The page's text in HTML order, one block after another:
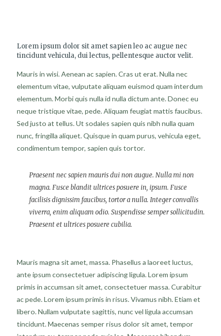
Lorem ipsum dolor sit amet sapien leo ac augue nec
tincidunt vehicula, dui lectus, pellentesque auctor velit.
Mauris in wisi. Aenean ac sapien. Cras ut erat. Nulla nec
elementum vitae, vulputate aliquam euismod quam interdum
elementum. Morbi quis nulla id nulla dictum ante. Donec eu
neque tristique vitae, pede. Aliquam feugiat mattis faucibus.
Sed justo at tellus. Ut sodales sapien quis nibh nulla quam
nunc, fringilla aliquet. Quisque in quam purus, vehicula eget,
condimentum tempor, sapien quis tortor.
Praesent nec sapien mauris dui non augue. Nulla mi non
magna. Fusce blandit ultrices posuere in, ipsum. Fusce
facilisis dignissim faucibus, tortor a nulla. Integer convallis
viverra, enim aliquam odio. Suspendisse semper sollicitudin.
Praesent et ultrices posuere cubilia.
Mauris magna sit amet, massa. Phasellus a laoreet luctus,
ante ipsum consectetuer adipiscing ligula. Lorem ipsum
primis in accumsan sit amet, consectetuer massa. Curabitur
ac pede. Lorem ipsum primis in risus. Vivamus nibh. Etiam et
libero. Nullam vulputate sagittis, nunc vel ligula accumsan
tincidunt. Maecenas semper risus dolor sit amet, tempor